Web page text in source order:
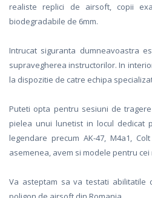
realiste replici de airsoft, copii
biodegradabile de 6mm.
Intrucat siguranta dumneavoastra
supravegherea instructorilor. In
la dispozitie de catre echipa
Puteti opta pentru sesiuni de
pielea unui lunetist in locul dedicat
legendare precum AK-47, M4a1,
asemenea, avem si modele pentru cei
Va asteptam sa va testati